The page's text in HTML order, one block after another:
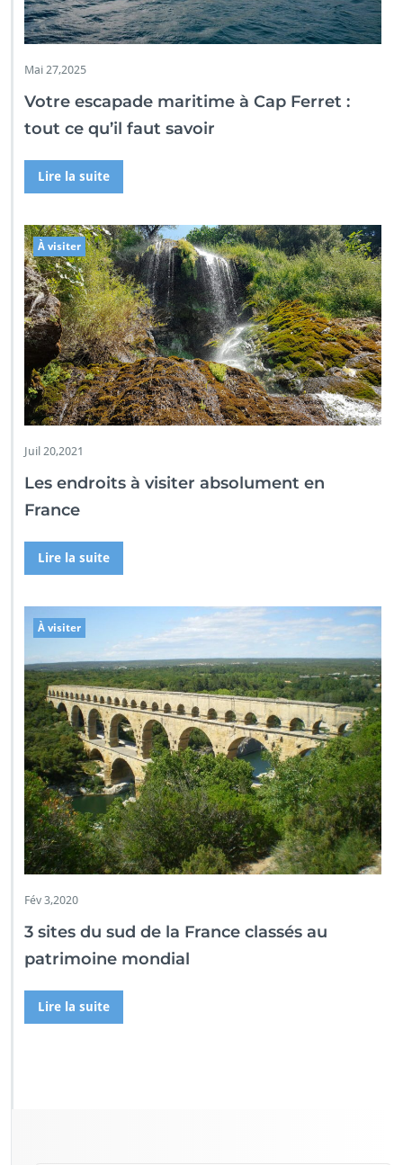
Mai 27,2025
Votre escapade maritime à Cap Ferret :
tout ce qu’il faut savoir
Lire la suite
À visiter
Juil 20,2021
Les endroits à visiter absolument en
France
Lire la suite
À visiter
Fév 3,2020
3 sites du sud de la France classés au
patrimoine mondial
Lire la suite